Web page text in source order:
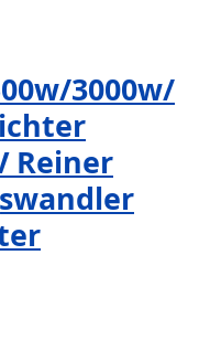
3000w/
Reiner